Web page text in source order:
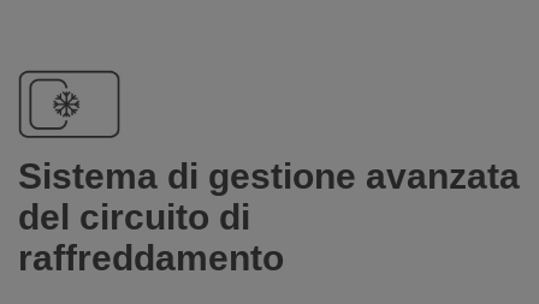
Sistema di gestione avanzata
del circuito di
raffreddamento